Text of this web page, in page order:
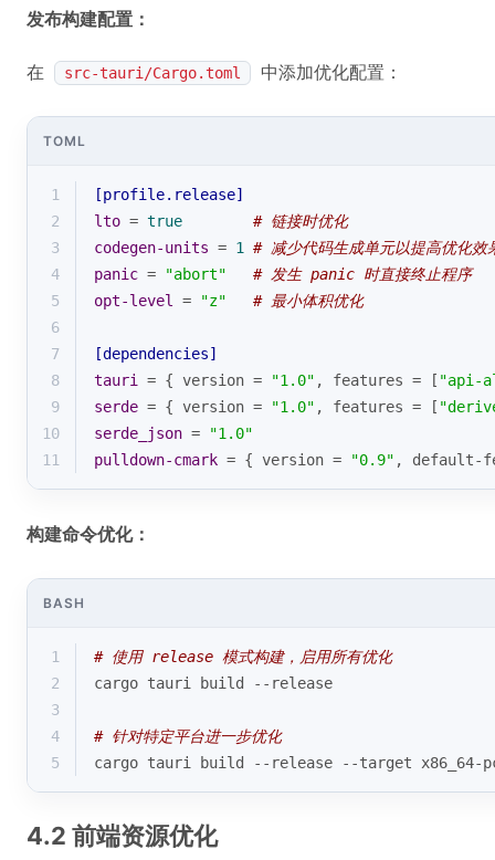
发布构建配置：
在 src-tauri/Cargo.toml 中添加优化配置：
TOML
1
[profile.release]
2
lto = true
# 链接时优化
3
codegen-units = 1
# 减少代码生成单元以提高优化效
4
panic = "abort"
# 发生 panic 时直接终止程序
5
opt-level = "z"
# 最小体积优化
6
7
[dependencies]
8
tauri = { version = "1.0" , features = [ "api-
9
serde = { version = "1.0" , features = [
10
serde_json =
"1.0"
11
pulldown-cmark = { version = "0.9" , default-
构建命令优化：
BASH
1
# 使用 release 模式构建，启用所有优化
2
cargo tauri build --release
3
4
# 针对特定平台进一步优化
5
cargo tauri build --release --target x86_64-pc-
4.2 前端资源优化